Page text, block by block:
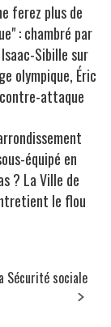
ferez plus de
: chambré par
Sibille sur
olympique, Éric
attaque
équipé en
? La Ville de
le flou
Sécurité sociale